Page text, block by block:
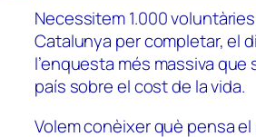
Necessitem 1.000
Catalunya per completar, el
l’enquesta més massiva que
país sobre el cost de la vida.
Volem conèixer què pensa